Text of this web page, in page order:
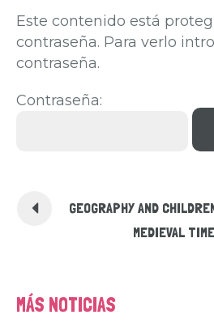
Este contenido está
contraseña. Para verlo
contraseña.
Contraseña:
GEOGRAPHY AND
MEDIEVAL
MÁS NOTICIAS